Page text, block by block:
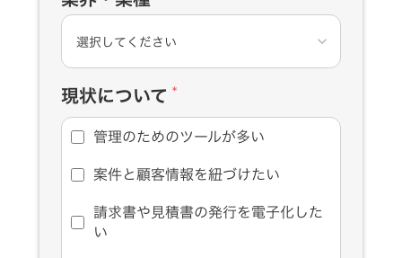
keyboard_arrow_down
現状について *
管理のためのツールが多い
案件と顧客情報を紐づけたい
請求書や見積書の発行を電子化した
い